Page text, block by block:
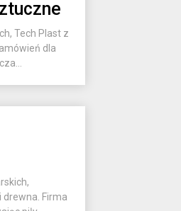
Tech Plast z
dla
Firma